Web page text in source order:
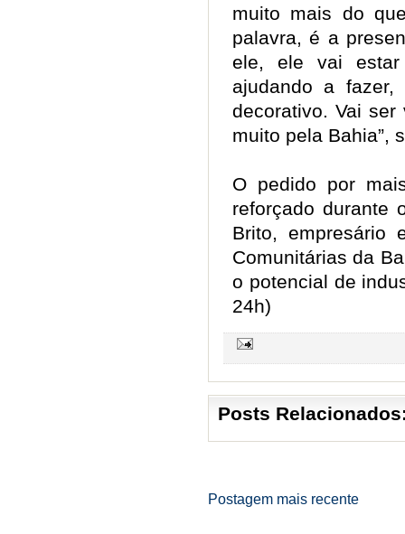
muito mais do
palavra, é a
ele, ele vai
ajudando a
decorativo. Vai
muito pela Bahia”,
O pedido por
reforçado durante
Brito, empresário
Comunitárias da
o potencial de
24h)
Posts
Postagem mais recente